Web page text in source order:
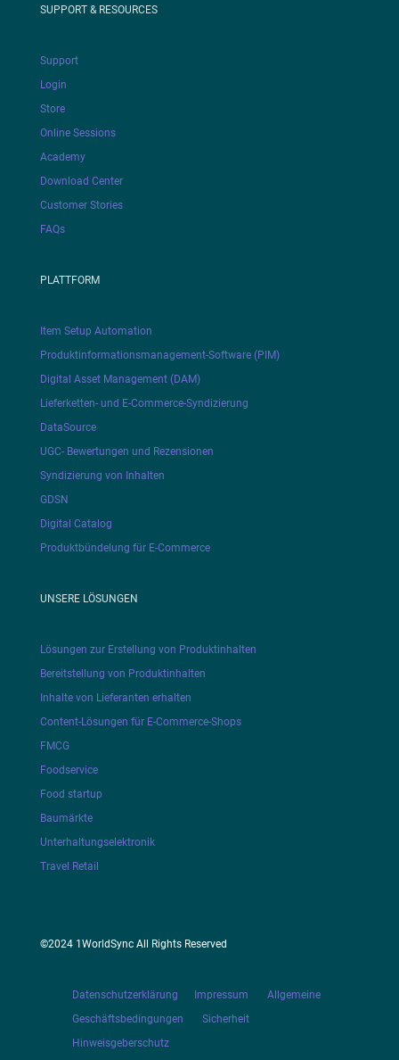
SUPPORT & RESOURCES
Support
Login
Store
Online Sessions
Academy
Download Center
Customer Stories
FAQs
PLATTFORM
Item Setup Automation
Produktinformationsmanagement-Software (PIM)
Digital Asset Management (DAM)
Lieferketten- und E-Commerce-Syndizierung
DataSource
UGC- Bewertungen und Rezensionen
Syndizierung von Inhalten
GDSN
Digital Catalog
Produktbündelung für E-Commerce
UNSERE LÖSUNGEN
Lösungen zur Erstellung von Produktinhalten
Bereitstellung von Produktinhalten
Inhalte von Lieferanten erhalten
Content-Lösungen für E-Commerce-Shops
FMCG
Foodservice
Food startup
Baumärkte
Unterhaltungselektronik
Travel Retail
©2024 1WorldSync All Rights Reserved
Datenschutzerklärung Impressum
Allgemeine
Geschäftsbedingungen Sicherheit
Hinweisgeberschutz